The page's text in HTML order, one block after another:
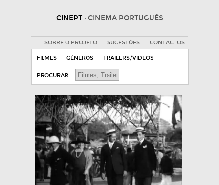
CINEPT · CINEMA PORTUGUÊS
SOBRE O PROJETO SUGESTÕES CONTACTOS
FILMES GÉNEROS TRAILERS/VIDEOS
PROCURAR